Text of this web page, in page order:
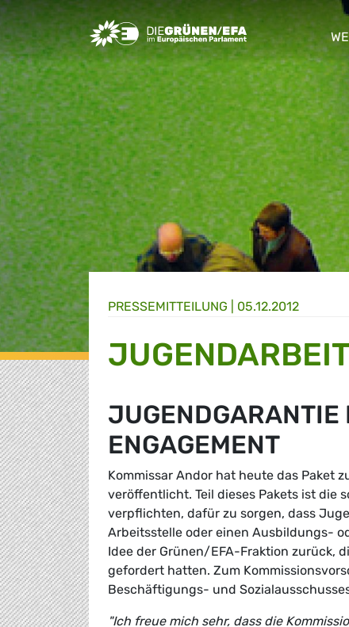
Greens/EFA Home
PRESSE­MITTEILUNG 05.12.2012
JUGENDGARANTIE
ENGAGEMENT
Kommissar Andor hat heute das Paket
veröffentlicht. Teil dieses Pakets ist die
verpflichten, dafür zu sorgen, dass
Arbeitsstelle oder einen Ausbildungs-
Idee der Grünen/EFA-Fraktion zurück,
gefordert hatten. Zum
Beschäftigungs- und
"Ich freue mich sehr, dass die